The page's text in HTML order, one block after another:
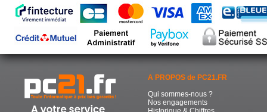
A PROPOS de PC21.FR
Qui sommes-nous ?
Nos engagements